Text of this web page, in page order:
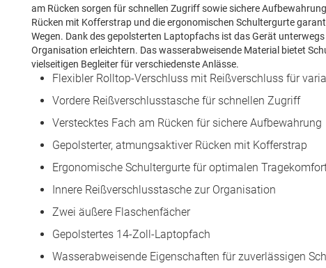
am Rücken sorgen für schnellen Zugriff sowie sichere
Rücken mit Kofferstrap und die ergonomischen Schultergurte
Wegen. Dank des gepolsterten Laptopfachs ist das Gerät
Organisation erleichtern. Das wasserabweisende Material bietet
vielseitigen Begleiter für verschiedenste Anlässe.
Flexibler Rolltop-Verschluss mit Reißverschluss für
Vordere Reißverschlusstasche für schnellen Zugriff
Verstecktes Fach am Rücken für sichere Aufbewahrung
Gepolsterter, atmungsaktiver Rücken mit Kofferstrap
Ergonomische Schultergurte für optimalen
Innere Reißverschlusstasche zur Organisation
Zwei äußere Flaschenfächer
Gepolstertes 14-Zoll-Laptopfach
Wasserabweisende Eigenschaften für zuverlässigen